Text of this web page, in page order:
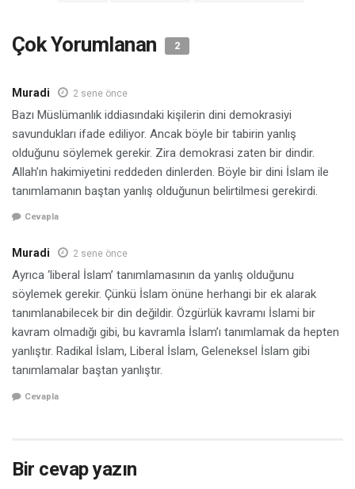
Çok Yorumlanan 2
Muradi 2 sene önce
Bazı Müslümanlık iddiasındaki kişilerin dini demokrasiyi
savundukları ifade ediliyor. Ancak böyle bir tabirin yanlış
olduğunu söylemek gerekir. Zira demokrasi zaten bir dindir.
Allah’ın hakimiyetini reddeden dinlerden. Böyle bir dini İslam ile
tanımlamanın baştan yanlış olduğunun belirtilmesi gerekirdi.
Cevapla
Muradi 2 sene önce
Ayrıca ‘liberal İslam’ tanımlamasının da yanlış olduğunu
söylemek gerekir. Çünkü İslam önüne herhangi bir ek alarak
tanımlanabilecek bir din değildir. Özgürlük kavramı İslami bir
kavram olmadığı gibi, bu kavramla İslam’ı tanımlamak da hepten
yanlıştır. Radikal İslam, Liberal İslam, Geleneksel İslam gibi
tanımlamalar baştan yanlıştır.
Cevapla
Bir cevap yazın